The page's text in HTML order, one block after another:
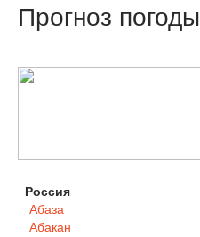
Прогноз погоды
Россия
Абаза
Абакан